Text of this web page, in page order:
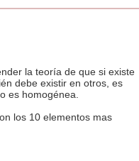
la teoría de que si existe
debe existir en otros, es
es homogénea.
los 10 elementos mas